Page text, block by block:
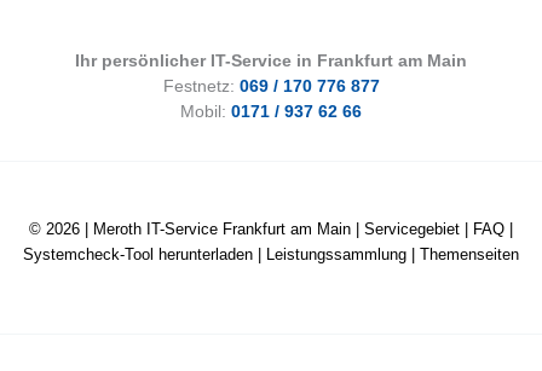
Ihr persönlicher IT-Service in Frankfurt am Main
Festnetz: 069 / 170 776 877
Mobil: 0171 / 937 62 66
© 2026 | Meroth IT-Service Frankfurt am Main Servicegebiet FAQ
Systemcheck-Tool herunterladen
Leistungssammlung Themenseiten